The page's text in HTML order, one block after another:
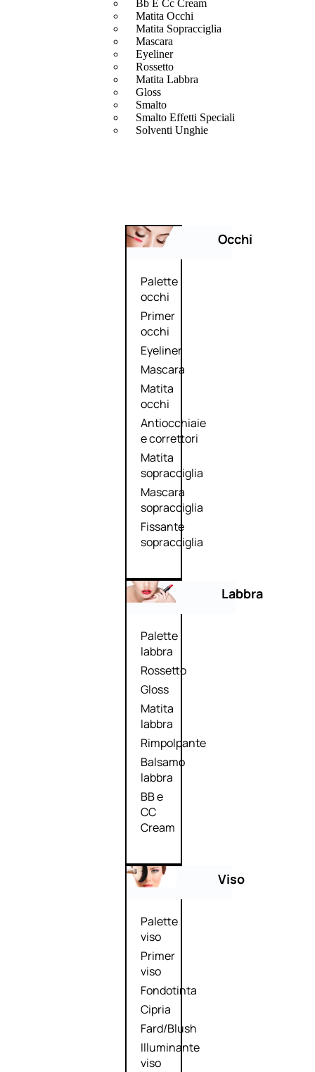
Bb E Cc Cream
Matita Occhi
Matita Sopracciglia
Mascara
Eyeliner
Rossetto
Matita Labbra
Gloss
Smalto
Smalto Effetti Speciali
Solventi Unghie
Occhi
Palette
occhi
Primer
occhi
Eyeliner
Mascara
Matita
occhi
Antiocchiaie
e correttori
Matita
sopracciglia
Mascara
sopracciglia
Fissante
sopracciglia
Labbra
Palette
labbra
Rossetto
Gloss
Matita
labbra
Rimpolpante
Balsamo
labbra
BB e
CC
Cream
Viso
Palette
viso
Primer
viso
Fondotinta
Cipria
Fard/Blush
Illuminante
viso